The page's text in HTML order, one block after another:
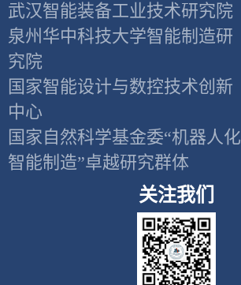
武汉智能装备工业技术研究院
泉州华中科技大学智能制造研
究院
国家智能设计与数控技术创新
中心
国家自然科学基金委“机器人化
智能制造”卓越研究群体
关注我们